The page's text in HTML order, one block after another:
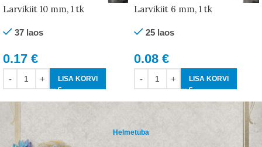
Larvikiit 10 mm, 1 tk
37 laos
0.17 €
LISA KORVI
Larvikiit 6 mm, 1 tk
25 laos
0.08 €
LISA KORVI
Helmetuba